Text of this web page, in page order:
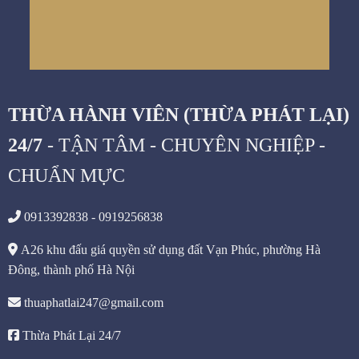
THỪA HÀNH VIÊN (THỪA PHÁT LẠI)
24/7- TẬN TÂM - CHUYÊN NGHIỆP -
CHUẨN MỰC
0913392838 - 0919256838
A26 khu đấu giá quyền sử dụng đất Vạn Phúc, phường Hà
Đông, thành phố Hà Nội
thuaphatlai247@gmail.com
Thừa Phát Lại 24/7